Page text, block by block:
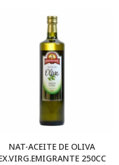
NAT-ACEITE DE OLIVA
250CC